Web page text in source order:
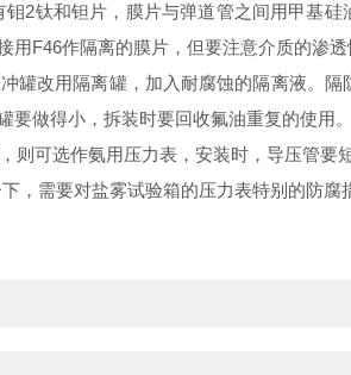
2钛和钽片，膜片与弹道管之间用甲基
用F46作隔离的膜片，但要注意介质的渗
改用隔离罐，加入耐腐蚀的隔离液。
做得小，拆装时要回收氟油重复的使用。
可选作氨用压力表，安装时，导压管要
需要对盐雾试验箱的压力表特别的防腐